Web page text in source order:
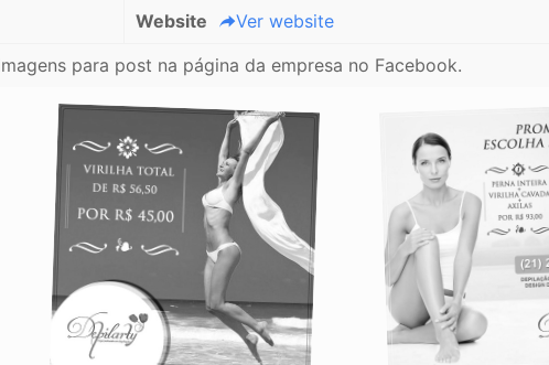
Website
Ver website
para post na página da empresa no Facebook.